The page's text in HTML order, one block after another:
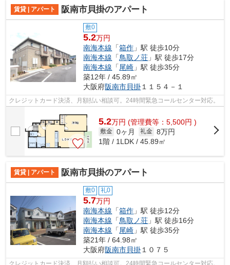
賃貸 | アパート 阪南市貝掛のアパート
敷0
5.2万円
南海本線 「箱作 」駅 徒歩10分
南海本線 「鳥取ノ荘 」駅 徒歩17分
南海本線 「尾崎 」駅 徒歩35分
築12年 / 45.89㎡
大阪府阪南市貝掛 １１５４－１
クレジットカード決済、月額払い相談可。24時間緊急コールセンター対応。
5.2万円 (管理費等：5,500円 )
敷金 0ヶ月 礼金 8万円
1階 / 1LDK / 45.89㎡
賃貸 | アパート 阪南市貝掛のアパート
敷0 礼0
5.7万円
南海本線 「箱作 」駅 徒歩12分
南海本線 「鳥取ノ荘 」駅 徒歩16分
南海本線 「尾崎 」駅 徒歩35分
築21年 / 64.98㎡
大阪府阪南市貝掛 １０７５
クレジットカード決済、月額払い相談可。24時間緊急コールセンター対応。